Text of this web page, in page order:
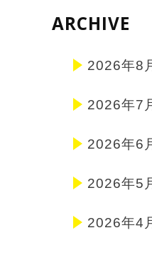
ARCHIVE
2026年8
2026年7
2026年6
2026年5
2026年4